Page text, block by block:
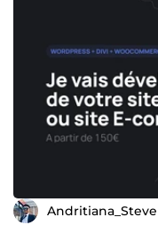
Andritiana_Steve